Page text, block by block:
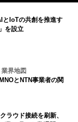
とIoTの共創を推進す
を設立
界地図
とNTN事業者の関
ラウド接続を刷新、